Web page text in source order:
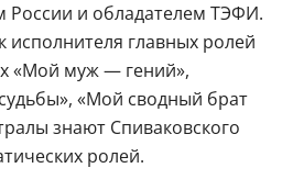
России и обладателем ТЭФИ.
исполнителя главных ролей
«Мой муж — гений»,
«Мой сводный брат
знают Спиваковского
ролей.